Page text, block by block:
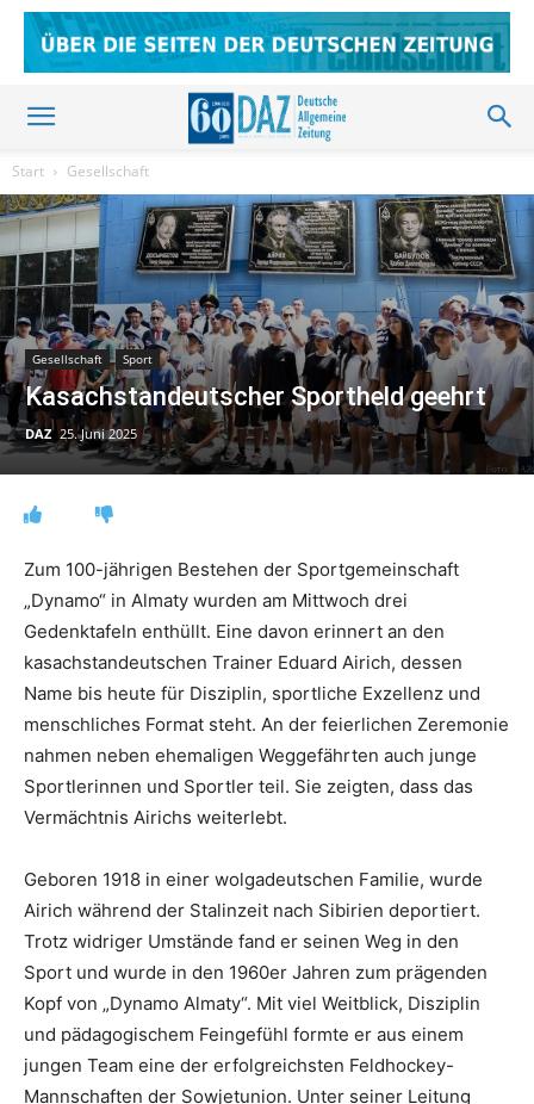
Start Gesellschaft
Gesellschaft Sport
Kasachstandeutscher Sportheld geehrt
DAZ 25. Juni 2025
Zum 100-jährigen Bestehen der Sportgemeinschaft
„Dynamo“ in Almaty wurden am Mittwoch drei
Gedenktafeln enthüllt. Eine davon erinnert an den
kasachstandeutschen Trainer Eduard Airich, dessen
Name bis heute für Disziplin, sportliche Exzellenz und
menschliches Format steht. An der feierlichen Zeremonie
nahmen neben ehemaligen Weggefährten auch junge
Sportlerinnen und Sportler teil. Sie zeigten, dass das
Vermächtnis Airichs weiterlebt.
Geboren 1918 in einer wolgadeutschen Familie, wurde
Airich während der Stalinzeit nach Sibirien deportiert.
Trotz widriger Umstände fand er seinen Weg in den
Sport und wurde in den 1960er Jahren zum prägenden
Kopf von „Dynamo Almaty“. Mit viel Weitblick, Disziplin
und pädagogischem Feingefühl formte er aus einem
jungen Team eine der erfolgreichsten Feldhockey-
Mannschaften der Sowjetunion. Unter seiner Leitung